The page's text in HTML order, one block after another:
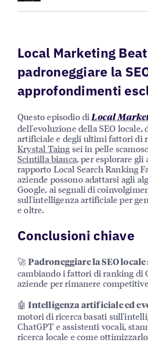
Local Marketing
padroneggiare la
approfondimenti
Questo episodio di Local
dell'evoluzione della SEO
artificiale e degli ultimi fattori di
Krystal Taing sei in pelle
Scintilla bianca, per esplorare
rapporto Local Search Ranking
aziende possono adattarsi agli
Google, ai segnali di
sull'intelligenza artificiale per
e oltre.
Conclusioni chiave
🚀Padroneggiare la SEO locale
cambiando i fattori di ranking di
aziende per rimanere
🤖Intelligenza artificiale ed
motori di ricerca basati
ChatGPT e assistenti vocali,
ricerca locale e come